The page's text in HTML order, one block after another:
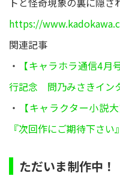
https://
関連記事
・
【キャラホラ通信4
行記念 問乃みさきイン
・
【キャラクター小説
『次回作にご期待下さい』
ただいま制作中